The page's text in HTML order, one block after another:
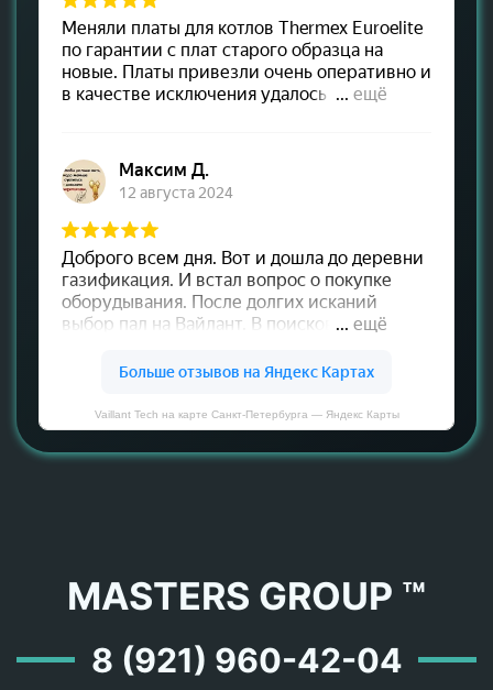
Vaillant Tech на карте Санкт‑Петербурга — Яндекс Карты
MASTERS GROUP ™
8 (921) 960-42-04